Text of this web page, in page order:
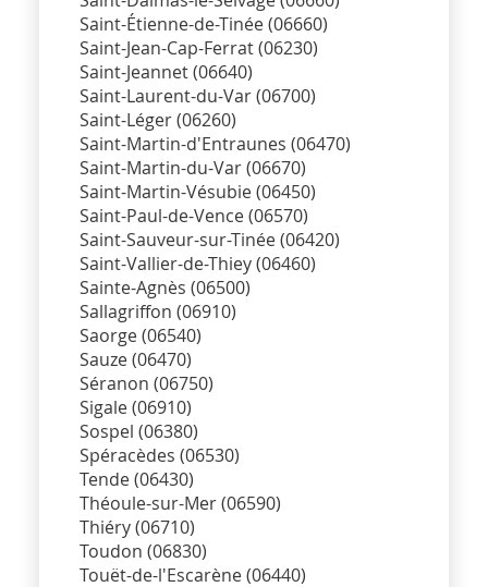
Saint-Étienne-de-Tinée (06660)
Saint-Jean-Cap-Ferrat (06230)
Saint-Jeannet (06640)
Saint-Laurent-du-Var (06700)
Saint-Léger (06260)
Saint-Martin-d'Entraunes (06470)
Saint-Martin-du-Var (06670)
Saint-Martin-Vésubie (06450)
Saint-Paul-de-Vence (06570)
Saint-Sauveur-sur-Tinée (06420)
Saint-Vallier-de-Thiey (06460)
Sainte-Agnès (06500)
Sallagriffon (06910)
Saorge (06540)
Sauze (06470)
Séranon (06750)
Sigale (06910)
Sospel (06380)
Spéracèdes (06530)
Tende (06430)
Théoule-sur-Mer (06590)
Thiéry (06710)
Toudon (06830)
Touët-de-l'Escarène (06440)